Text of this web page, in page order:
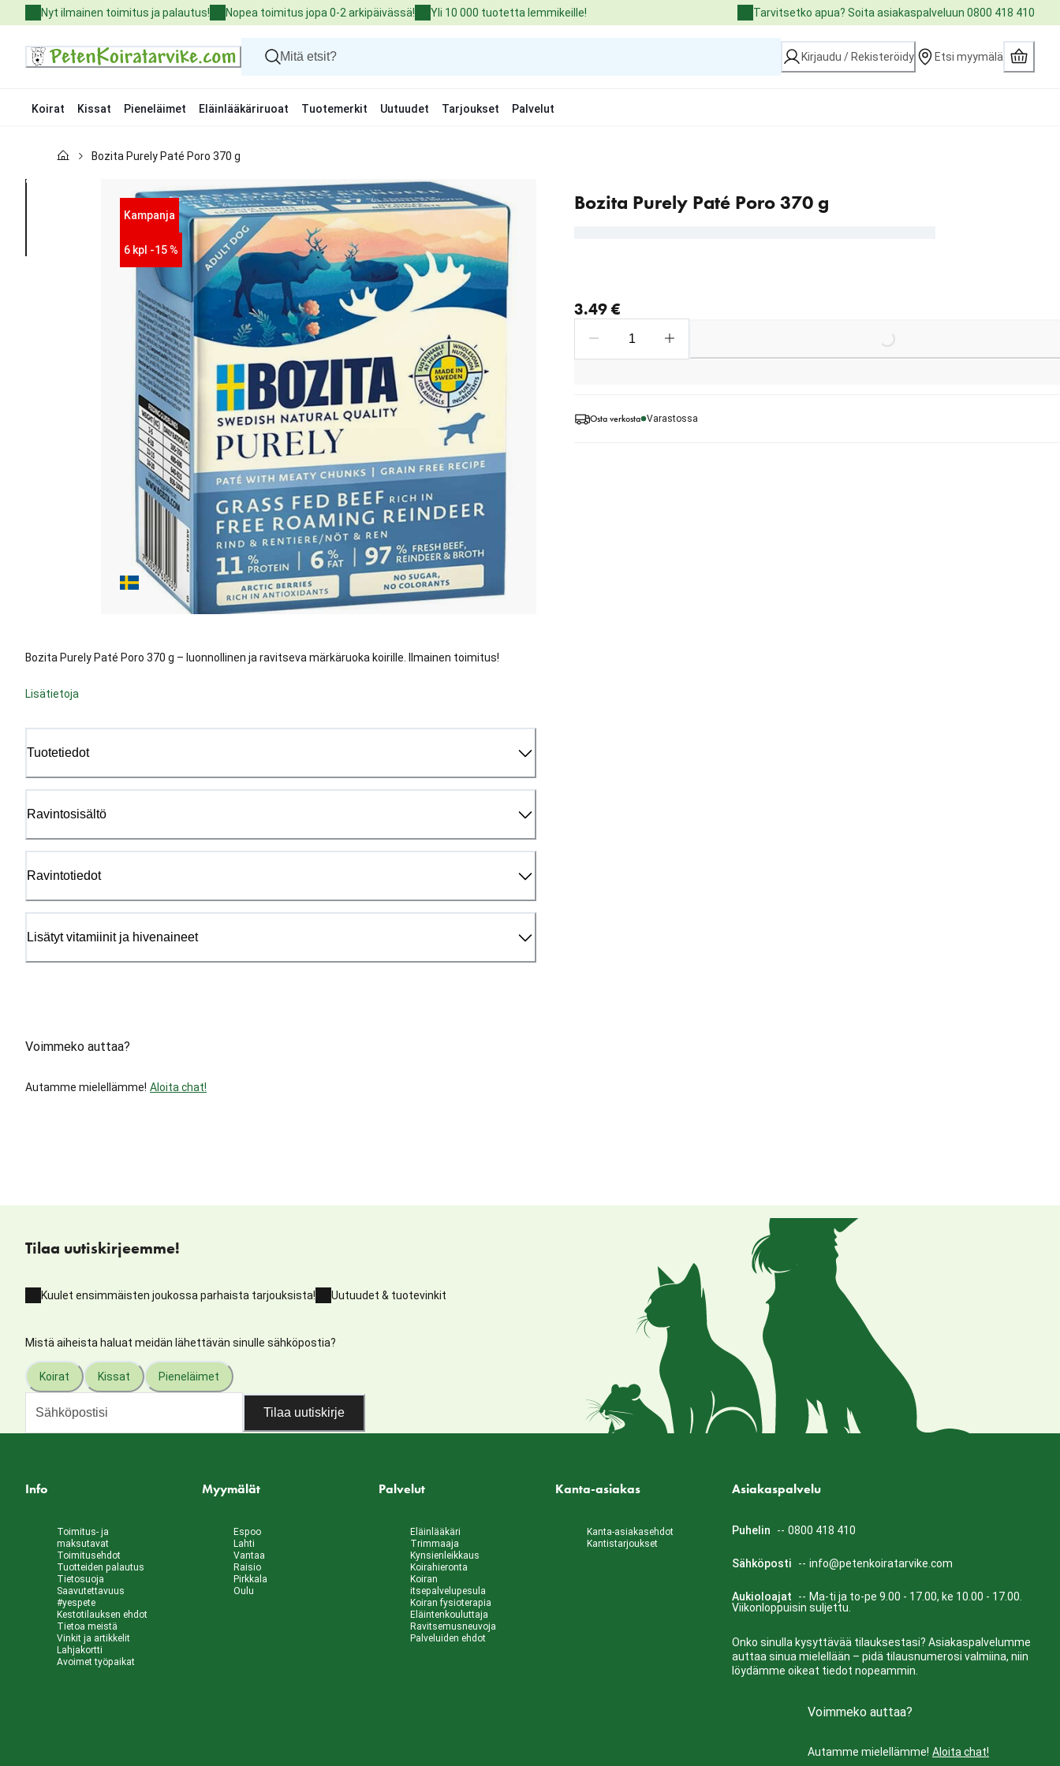
to
Nyt ilmainen toimitus ja palautus! Nopea toimitus jopa 0-2 arkipäivässä! Yli 10 000 tuotetta lemmikeille! Tarvitsetko apua? Soita asiakaspalveluun 0800 418 410
Kirjaudu / Rekisteröidy Etsi myymälä
Koirat Kissat Pieneläimet Eläinlääkäriruoat Tuotemerkit Uutuudet Tarjoukset Palvelut
Kissat
Bozita Purely Paté Poro 370 g
Bozita Purely Paté Poro 370 g
Kampanja
6 kpl -15 %
Bozita Purely Paté Poro 370 g – luonnollinen ja ravitseva märkäruoka koirille. Ilmainen toimitus!
Lisätietoja
Tuotetiedot
Ravintosisältö
Ravintotiedot
Lisätyt vitamiinit ja hivenaineet
Voimmeko auttaa?
Autamme mielellämme! Aloita chat!
3.49 €
Loading...
Osta verkosta Varastossa
Tilaa uutiskirjeemme!
Kuulet ensimmäisten joukossa parhaista tarjouksista! Uutuudet & tuotevinkit
Mistä aiheista haluat meidän lähettävän sinulle sähköpostia?
Koirat Kissat Pieneläimet
Tilaa uutiskirje
Info
Toimitus- ja
maksutavat
Toimitusehdot
Tuotteiden palautus
Tietosuoja
Saavutettavuus
#yespete
Kestotilauksen ehdot
Tietoa meistä
Vinkit ja artikkelit
Lahjakortti
Avoimet työpaikat
Myymälät
Espoo
Lahti
Vantaa
Raisio
Pirkkala
Oulu
Palvelut
Eläinlääkäri
Trimmaaja
Kynsienleikkaus
Koirahieronta
Koiran
itsepalvelupesula
Koiran fysioterapia
Eläintenkouluttaja
Ravitsemusneuvoja
Palveluiden ehdot
Kanta-asiakas
Kanta-asiakasehdot
Kantistarjoukset
Asiakaspalvelu
Puhelin -- 0800 418 410
Sähköposti -- info@petenkoiratarvike.com
Aukioloajat -- Ma-ti ja to-pe 9.00 - 17.00, ke 10.00 - 17.00.
Viikonloppuisin suljettu.
Onko sinulla kysyttävää tilauksestasi? Asiakaspalvelumme
auttaa sinua mielellään – pidä tilausnumerosi valmiina, niin
löydämme oikeat tiedot nopeammin.
Voimmeko auttaa?
Autamme mielellämme! Aloita chat!